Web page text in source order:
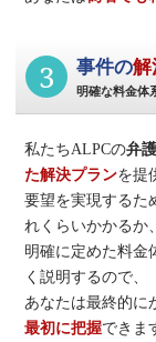
3 事件の解
明確な料金体
私たちALPCの弁
た解決プランを提
要望を実現するた
れくらいかかるか、
明確に定めた料金
く説明するので、
あなたは最終的に
最初に把握できま